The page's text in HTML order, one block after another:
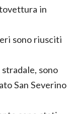
in
sono riusciti
sono
San Severino